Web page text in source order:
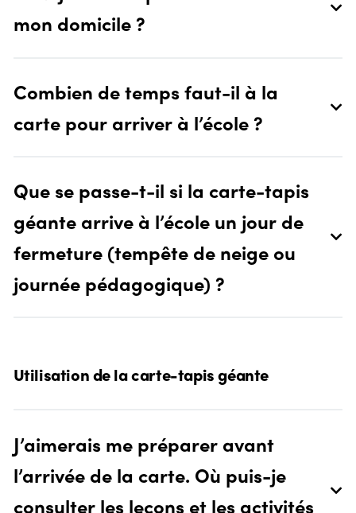
mon domicile ?
Combien de temps faut-il à la
carte pour arriver à l’école ?
Que se passe-t-il si la carte-tapis
géante arrive à l’école un jour de
fermeture (tempête de neige ou
journée pédagogique) ?
Utilisation de la carte-tapis géante
J’aimerais me préparer avant
l’arrivée de la carte. Où puis-je
consulter les leçons et les activités